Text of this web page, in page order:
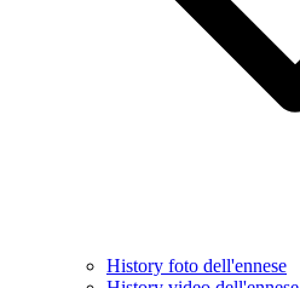
History foto dell'ennese